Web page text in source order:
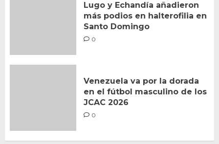
Lugo y Echandía añadieron
más podios en halterofilia en
Santo Domingo
0
Venezuela va por la dorada
en el fútbol masculino de los
JCAC 2026
0